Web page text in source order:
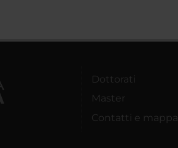
Dottorati
Master
Contatti e mappa